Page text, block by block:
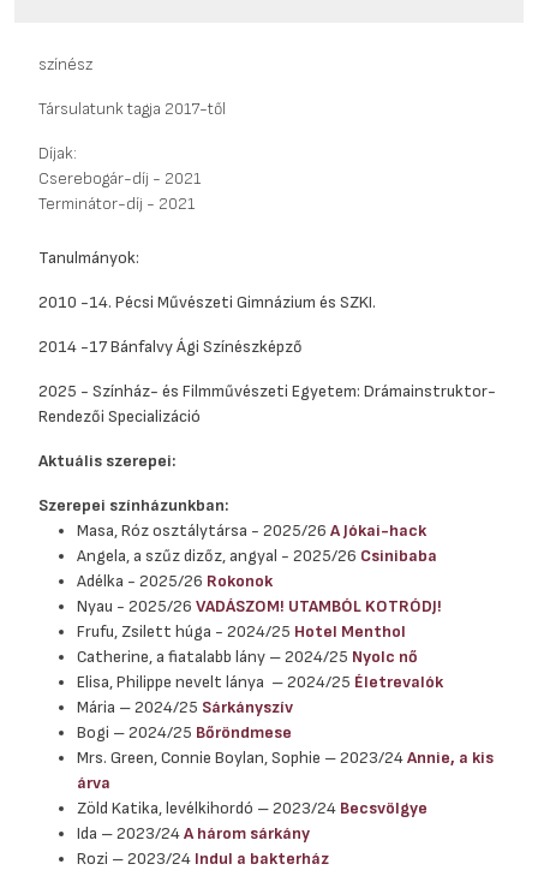
színész
Társulatunk tagja 2017-től
Díjak:
Cserebogár-díj - 2021
Terminátor-díj - 2021
Tanulmányok:
2010 -14. Pécsi Művészeti Gimnázium és SZKI.
2014 -17 Bánfalvy Ági Színészképző
2025 - Színház- és Filmművészeti Egyetem: Drámainstruktor-
Rendezői Specializáció
Aktuális szerepei:
Szerepei színházunkban:
Masa, Róz osztálytársa - 2025/26 A Jókai-hack
Angela, a szűz dizőz, angyal - 2025/26 Csinibaba
Adélka - 2025/26 Rokonok
Nyau - 2025/26 VADÁSZOM! UTAMBÓL KOTRÓDJ!
Frufu, Zsilett húga - 2024/25 Hotel Menthol
Catherine, a fiatalabb lány – 2024/25 Nyolc nő
Elisa, Philippe nevelt lánya – 2024/25 Életrevalók
Mária – 2024/25 Sárkányszív
Bogi – 2024/25 Bőröndmese
Mrs. Green, Connie Boylan, Sophie – 2023/24Annie, a kis
árva
Zöld Katika, levélkihordó – 2023/24 Becsvölgye
Ida – 2023/24A három sárkány
Rozi – 2023/24 Indul a bakterház